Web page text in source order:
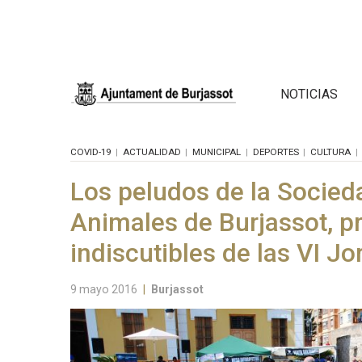
NOTICIAS
COVID-19 ACTUALIDAD MUNICIPAL DEPORTES CULTURA
Los peludos de la
Animales de Burjassot,
indiscutibles de las VI
9 mayo 2016 Burjassot